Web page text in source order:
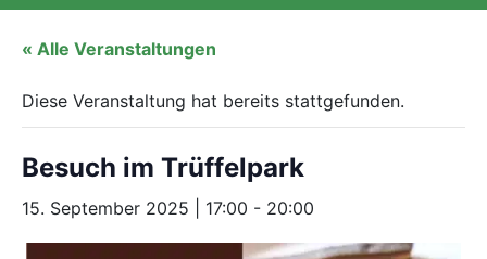
« Alle Veranstaltungen
Diese Veranstaltung hat bereits stattgefunden.
Besuch im Trüffelpark
15. September 2025 | 17:00 - 20:00